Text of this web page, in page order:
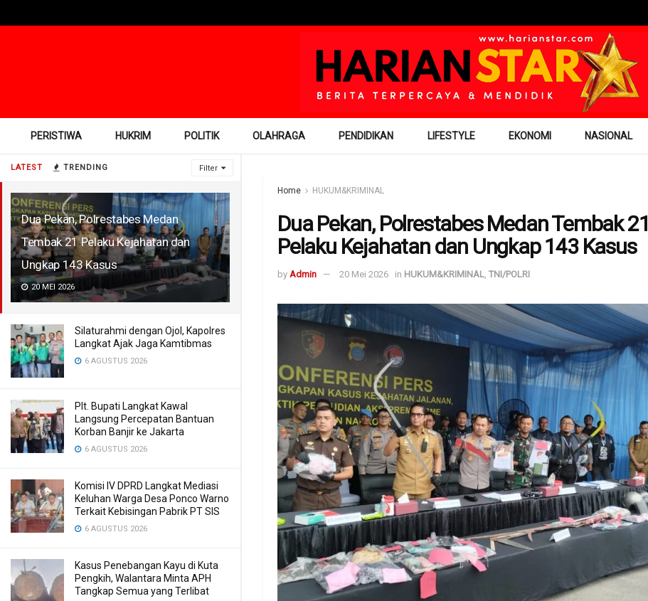
LATEST TRENDING Filter
Dua Pekan, Polrestabes Medan
Tembak 21 Pelaku Kejahatan dan
Ungkap 143 Kasus
20 MEI 2026
Silaturahmi dengan Ojol, Kapolres
Langkat Ajak Jaga Kamtibmas
6 AGUSTUS 2026
Plt. Bupati Langkat Kawal
Langsung Percepatan Bantuan
Korban Banjir ke Jakarta
6 AGUSTUS 2026
Komisi IV DPRD Langkat Mediasi
Keluhan Warga Desa Ponco Warno
Terkait Kebisingan Pabrik PT SIS
6 AGUSTUS 2026
Kasus Penebangan Kayu di Kuta
Pengkih, Walantara Minta APH
Tangkap Semua yang Terlibat
PERISTIWA HUKRIM POLITIK OLAHRAGA PENDIDIKAN LIFESTYLE EKONOMI NASIONAL
Home HUKUM&KRIMINAL
Dua Pekan, Polrestabes Medan Tembak 21
Pelaku Kejahatan dan Ungkap 143 Kasus
by Admin 20 Mei 2026 in HUKUM&KRIMINAL, TNI/POLRI